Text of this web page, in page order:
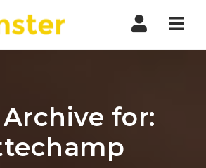
for: